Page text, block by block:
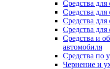
Средства для
Средства
Средства для
Средства для
Средства и
автомобиля
Средства по
Чернение и